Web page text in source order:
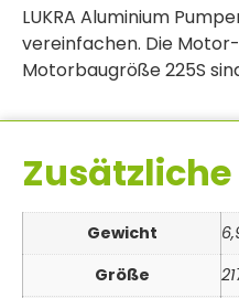
LUKRA Aluminium
vereinfachen. Die
Motorbaugröße 225S
Gewicht
Größe